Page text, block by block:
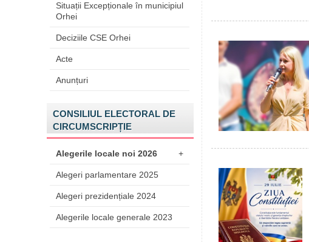
Situații Excepționale în municipiul
Orhei
Deciziile CSE Orhei
Acte
Anunțuri
CONSILIUL ELECTORAL DE
CIRCUMSCRIPȚIE
Alegerile locale noi 2026 +
Alegeri parlamentare 2025
Alegeri prezidențiale 2024
Alegerile locale generale 2023